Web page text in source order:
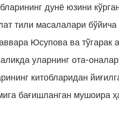
дунё юзини
тили масалалари бўйича
Юсупова ва тўгарак
уларнинг ота-
китобларидан
бағишланган мушоира